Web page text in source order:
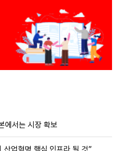
에서는 시장 확보